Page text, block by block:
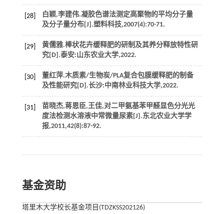
[28]
白颖,李建伟.凝胶色谱法测定高聚物的平均分子量
及分子量分布[J].塑料科技,2007(4):70-71.
[29]
黄儒雅.棒状花卉缓释肥的研制及其养分释放特性研
究[D].泰安:山东农业大学,2022.
[30]
董红萍.木质素/生物炭/PLA复合包膜缓释肥的制备
及性能研究[D].长沙:中南林业科技大学,2022.
[31]
苗晓杰,蒋恩臣,王佳,对二甲氨基苯甲醛显色分光光
度法检测水溶液中常微量尿素[J].东北农业大学学
报,2011,42(8):87-92.
基金资助
塔里木大学校长基金项目(TDZKSS202126)